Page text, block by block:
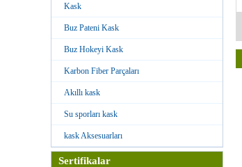
Kask
Buz Pateni Kask
Buz Hokeyi Kask
Karbon Fiber Parçaları
Akıllı kask
Su sporları kask
kask Aksesuarları
Sertifikalar